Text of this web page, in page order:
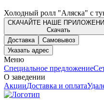
Холодный ролл "Аляска" с
СКАЧАЙТЕ НАШЕ
Скачать
Доставка
Самовывоз
Указать адрес
Меню
Специальное предложение
О заведении
АкцииДоставка и оплата